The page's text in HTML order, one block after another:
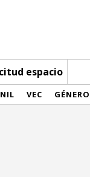
espacio
VEC